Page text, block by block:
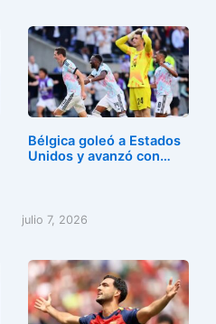
Bélgica goleó a Estados
Unidos y avanzó con…
julio 7, 2026